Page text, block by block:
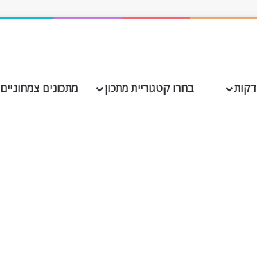
בחרו קטגוריית מתכון מתכונים צמחוניים